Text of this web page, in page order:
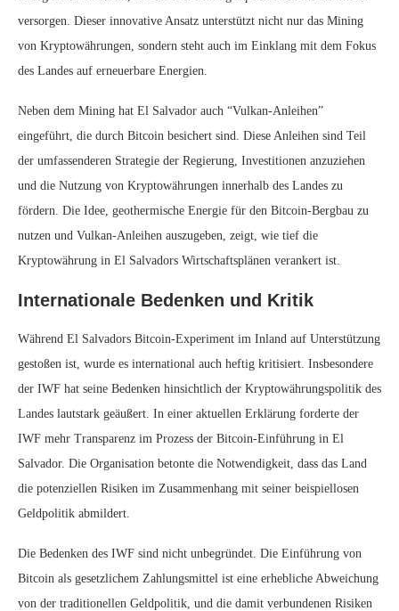
versorgen. Dieser innovative Ansatz unterstützt nicht nur das Mining
von Kryptowährungen, sondern steht auch im Einklang mit dem Fokus
des Landes auf erneuerbare Energien.
Neben dem Mining hat El Salvador auch “Vulkan-Anleihen”
eingeführt, die durch Bitcoin besichert sind. Diese Anleihen sind Teil
der umfassenderen Strategie der Regierung, Investitionen anzuziehen
und die Nutzung von Kryptowährungen innerhalb des Landes zu
fördern. Die Idee, geothermische Energie für den Bitcoin-Bergbau zu
nutzen und Vulkan-Anleihen auszugeben, zeigt, wie tief die
Kryptowährung in El Salvadors Wirtschaftsplänen verankert ist.
Internationale Bedenken und Kritik
Während El Salvadors Bitcoin-Experiment im Inland auf Unterstützung
gestoßen ist, wurde es international auch heftig kritisiert. Insbesondere
der IWF hat seine Bedenken hinsichtlich der Kryptowährungspolitik des
Landes lautstark geäußert. In einer aktuellen Erklärung forderte der
IWF mehr Transparenz im Prozess der Bitcoin-Einführung in El
Salvador. Die Organisation betonte die Notwendigkeit, dass das Land
die potenziellen Risiken im Zusammenhang mit seiner beispiellosen
Geldpolitik abmildert.
Die Bedenken des IWF sind nicht unbegründet. Die Einführung von
Bitcoin als gesetzlichem Zahlungsmittel ist eine erhebliche Abweichung
von der traditionellen Geldpolitik, und die damit verbundenen Risiken